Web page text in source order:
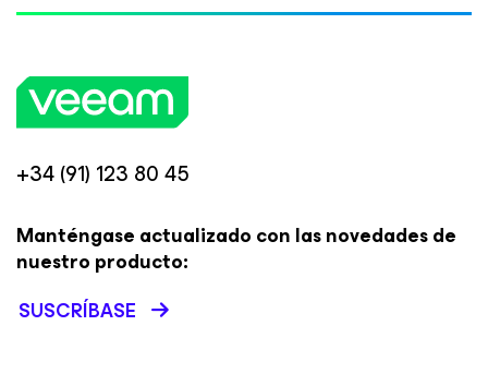
+34 (91) 123 80 45
Manténgase actualizado con las novedades de
nuestro producto:
SUSCRÍBASE